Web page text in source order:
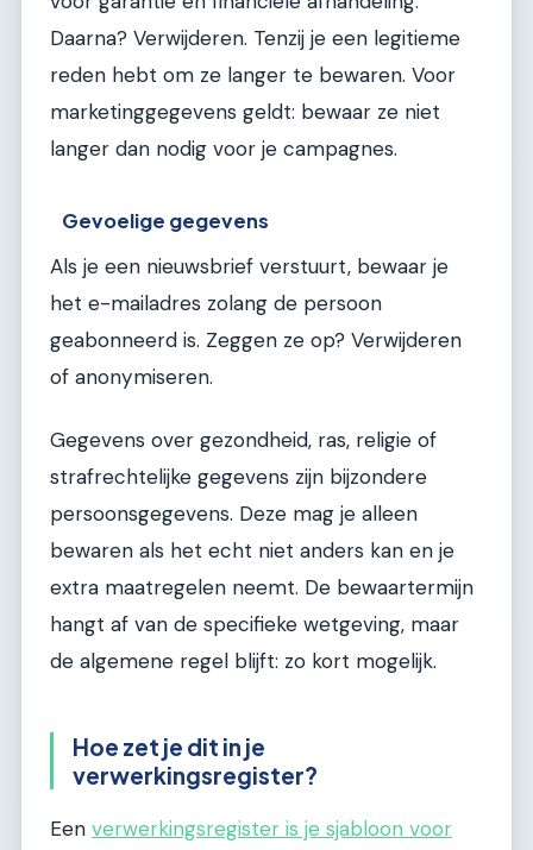
Daarna? Verwijderen. Tenzij je een legitieme
reden hebt om ze langer te bewaren. Voor
marketinggegevens geldt: bewaar ze niet
langer dan nodig voor je campagnes.
Gevoelige gegevens
Als je een nieuwsbrief verstuurt, bewaar je
het e-mailadres zolang de persoon
geabonneerd is. Zeggen ze op? Verwijderen
of anonymiseren.
Gegevens over gezondheid, ras, religie of
strafrechtelijke gegevens zijn bijzondere
persoonsgegevens. Deze mag je alleen
bewaren als het echt niet anders kan en je
extra maatregelen neemt. De bewaartermijn
hangt af van de specifieke wetgeving, maar
de algemene regel blijft: zo kort mogelijk.
Hoe zet je dit in je
verwerkingsregister?
Een verwerkingsregister is je sjabloon voor